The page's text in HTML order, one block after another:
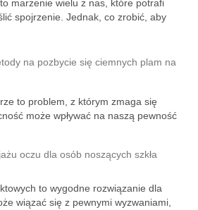
marzenie wielu z nas, które potrafi
spojrzenie. Jednak, co zrobić, aby
na pozbycie się ciemnych plam na
to problem, z którym zmaga się
może wpływać na naszą pewność
oczu dla osób noszących szkła
to wygodne rozwiązanie dla
wiązać się z pewnymi wyzwaniami,